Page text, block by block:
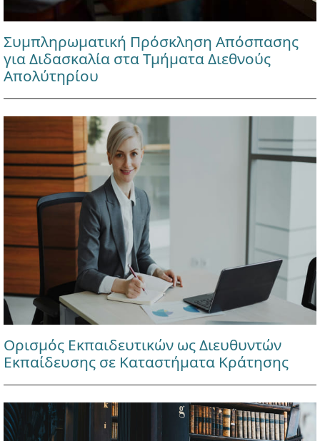
Συμπληρωματική Πρόσκληση Απόσπασης
για Διδασκαλία στα Τμήματα Διεθνούς
Απολύτηρίου
Ορισμός Εκπαιδευτικών ως Διευθυντών
Εκπαίδευσης σε Καταστήματα Κράτησης